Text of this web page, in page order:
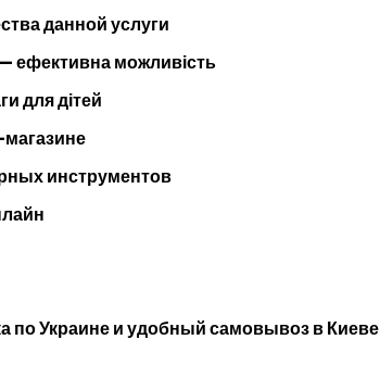
данной услуги
ефективна можливість
для дітей
инструментов
Украине и удобный самовывоз в Киеве